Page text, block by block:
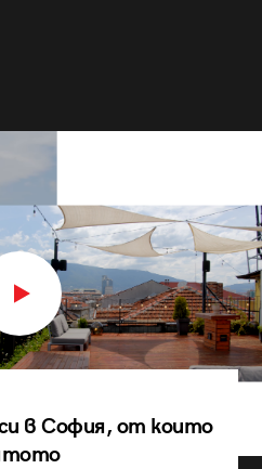
в София, от които